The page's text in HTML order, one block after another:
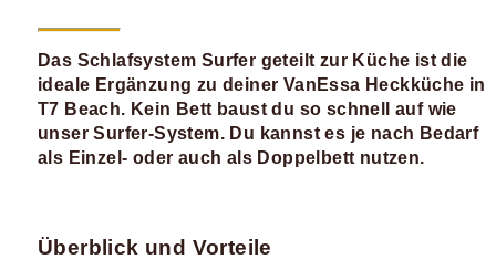
Das Schlafsystem Surfer geteilt zur Küche ist die
ideale Ergänzung zu deiner VanEssa Heckküche in
T7 Beach. Kein Bett baust du so schnell auf wie
unser Surfer-System. Du kannst es je nach Bedarf
als Einzel- oder auch als Doppelbett nutzen.
Überblick und Vorteile